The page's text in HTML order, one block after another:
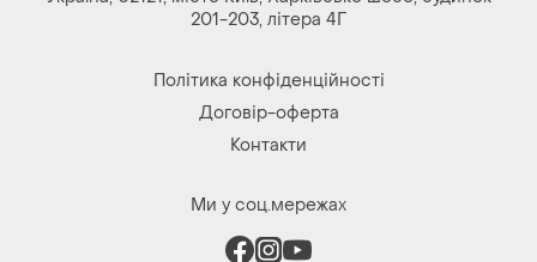
201-203, літера 4Г
Політика конфіденційності
Договір-оферта
Контакти
Ми у соц.мережах